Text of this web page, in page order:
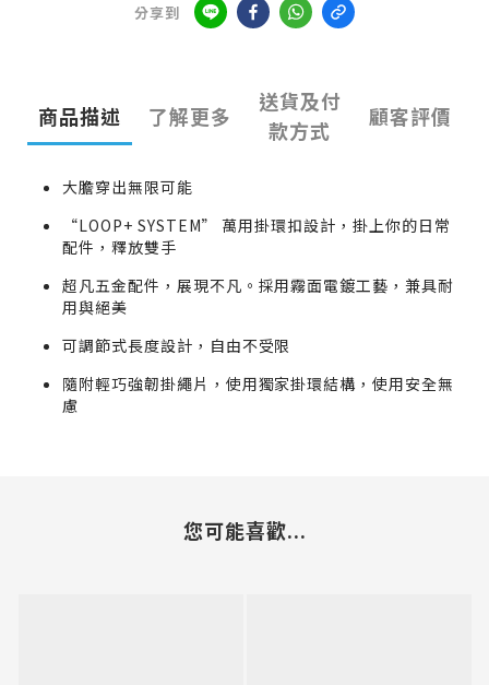
分享到
商品描述 了解更多
送貨及付
款方式
顧客評價
大膽穿出無限可能
“LOOP+ SYSTEM” 萬用掛環扣設計，掛上你的日常
配件，釋放雙手
超凡五金配件，展現不凡。採用霧面電鍍工藝，兼具耐
用與絕美
可調節式長度設計，自由不受限
隨附輕巧強韌掛繩片，使用獨家掛環結構，使用安全無
慮
您可能喜歡...